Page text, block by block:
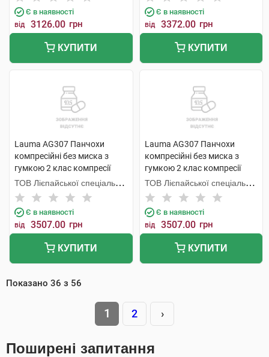
Є в наявності
від 3126.00 грн
КУПИТИ
Медікал,
Є в наявності
від 3372.00 грн
КУПИТИ
Lauma AG307 Панчохи
компресійні без миска з
гумкою 2 клас компресії
колір натуральний розмір 4D
1 пара
ТОВ Лієпайської спеціальної
економічної зони Лаума
Медікал,
Є в наявності
від 3507.00 грн
КУПИТИ
Lauma AG307 Панчохи
компресійні без миска з
гумкою 2 клас компресії
колір натуральний розмір 3D
1 пара
ТОВ Лієпайської спеціальної
економічної зони Лаума
Медікал,
Є в наявності
від 3507.00 грн
КУПИТИ
Показано 36 з 56
1 2 ›
Поширені запитання